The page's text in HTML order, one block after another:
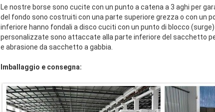
Le nostre borse sono cucite con un punto a catena a 3 aghi per
del fondo sono costruiti con una parte superiore grezza o con un
inferiore hanno fondali a disco cuciti con un punto di blocco
personalizzate sono attaccate alla parte inferiore del sacchetto
e abrasione da sacchetto a gabbia.
Imballaggio e consegna: